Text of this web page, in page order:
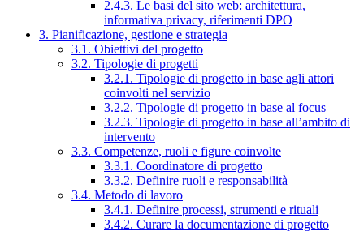
2.4.3. Le basi del sito web: architettura,
informativa privacy, riferimenti DPO
3. Pianificazione, gestione e strategia
3.1. Obiettivi del progetto
3.2. Tipologie di progetti
3.2.1. Tipologie di progetto in base agli attori
coinvolti nel servizio
3.2.2. Tipologie di progetto in base al focus
3.2.3. Tipologie di progetto in base all’ambito di
intervento
3.3. Competenze, ruoli e figure coinvolte
3.3.1. Coordinatore di progetto
3.3.2. Definire ruoli e responsabilità
3.4. Metodo di lavoro
3.4.1. Definire processi, strumenti e rituali
3.4.2. Curare la documentazione di progetto